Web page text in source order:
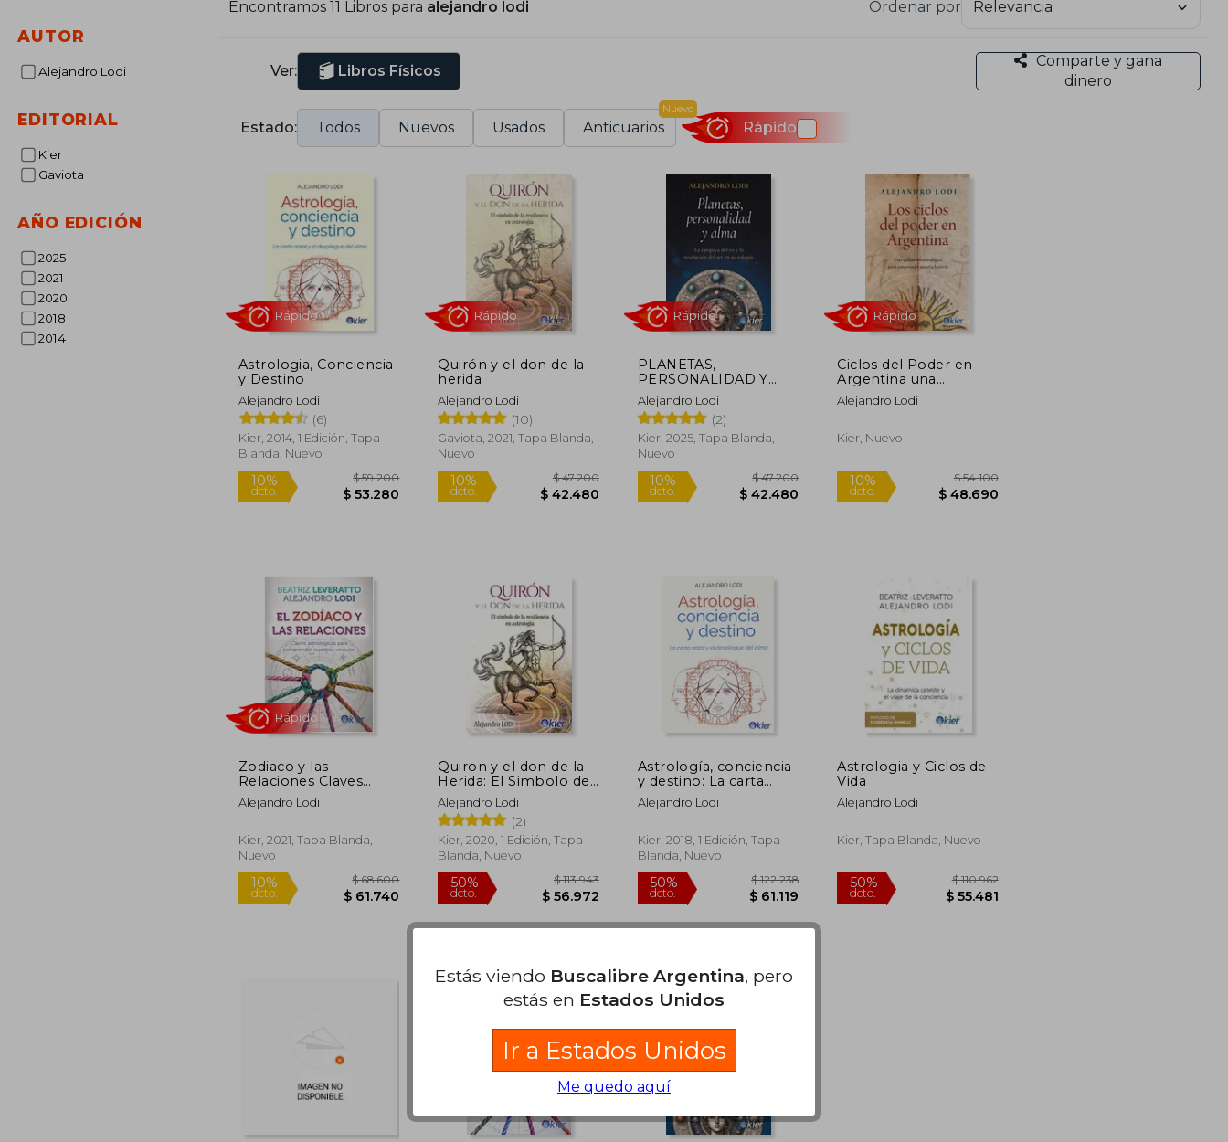
AUTOR
Alejandro Lodi
EDITORIAL
Kier
Gaviota
AÑO EDICIÓN
2025
2021
2020
2018
2014
elementos de psicología, espiritualidad y mitología en sus enseñanzas. Ha colaborado con instituciones
reconocidas se encuentran Planetas, personalidad y alma (2025), Quirón y el don de la herida (2019) y
Astrología, conciencia y destino (2017).
Encontramos 11 Libros para alejandro lodi Ordenar por
Ver: Libros Físicos
Comparte y gana
dinero
Estado: Todos Nuevos Usados Anticuarios
Nuevo
Rápido
Astrologia, Conciencia
y Destino
Alejandro Lodi
(6)
Kier, 2014, 1 Edición, Tapa
Blanda, Nuevo
dcto.
Rápido
Quirón y el don de la
herida
Alejandro Lodi
(10)
Gaviota, 2021, Tapa Blanda,
Nuevo
dcto.
PLANETAS,
PERSONALIDAD Y
ALMA
Alejandro Lodi
(2)
Kier, 2025, Tapa Blanda,
Nuevo
10%
dcto. $ 42.480
Ciclos del Poder en
Argentina una
Aplicacion Astrologica
Para Comprender
Alejandro Lodi
Kier, Nuevo
10%
dcto.
Zodiaco y las
Relaciones Claves
Astrologicas Para
Comprender Nuestros
Alejandro Lodi
Kier, 2021, Tapa Blanda,
Nuevo
Rápido
Quiron y el don de la
Herida: El Simbolo de
la Resiliencia en
Astrologia
Alejandro Lodi
(2)
Kier, 2020, 1 Edición, Tapa
Blanda, Nuevo
50%
$ 56.972
Astrología, conciencia
y destino: La carta
natal y el despliegue
del alma
Alejandro Lodi
Kier, 2018, 1 Edición, Tapa
Blanda, Nuevo
50%
Astrologia y Ciclos de
Vida
Alejandro Lodi
Kier, Tapa Blanda, Nuevo
Estás viendo Buscalibre Argentina, pero
estás en Estados Unidos
Ir a Estados Unidos
Me quedo aquí